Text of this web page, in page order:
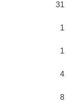
31
1
1
4
8